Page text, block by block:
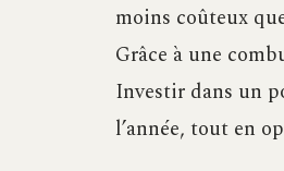
moins coûteux
Grâce à une
Investir dans un
l’année, tout en